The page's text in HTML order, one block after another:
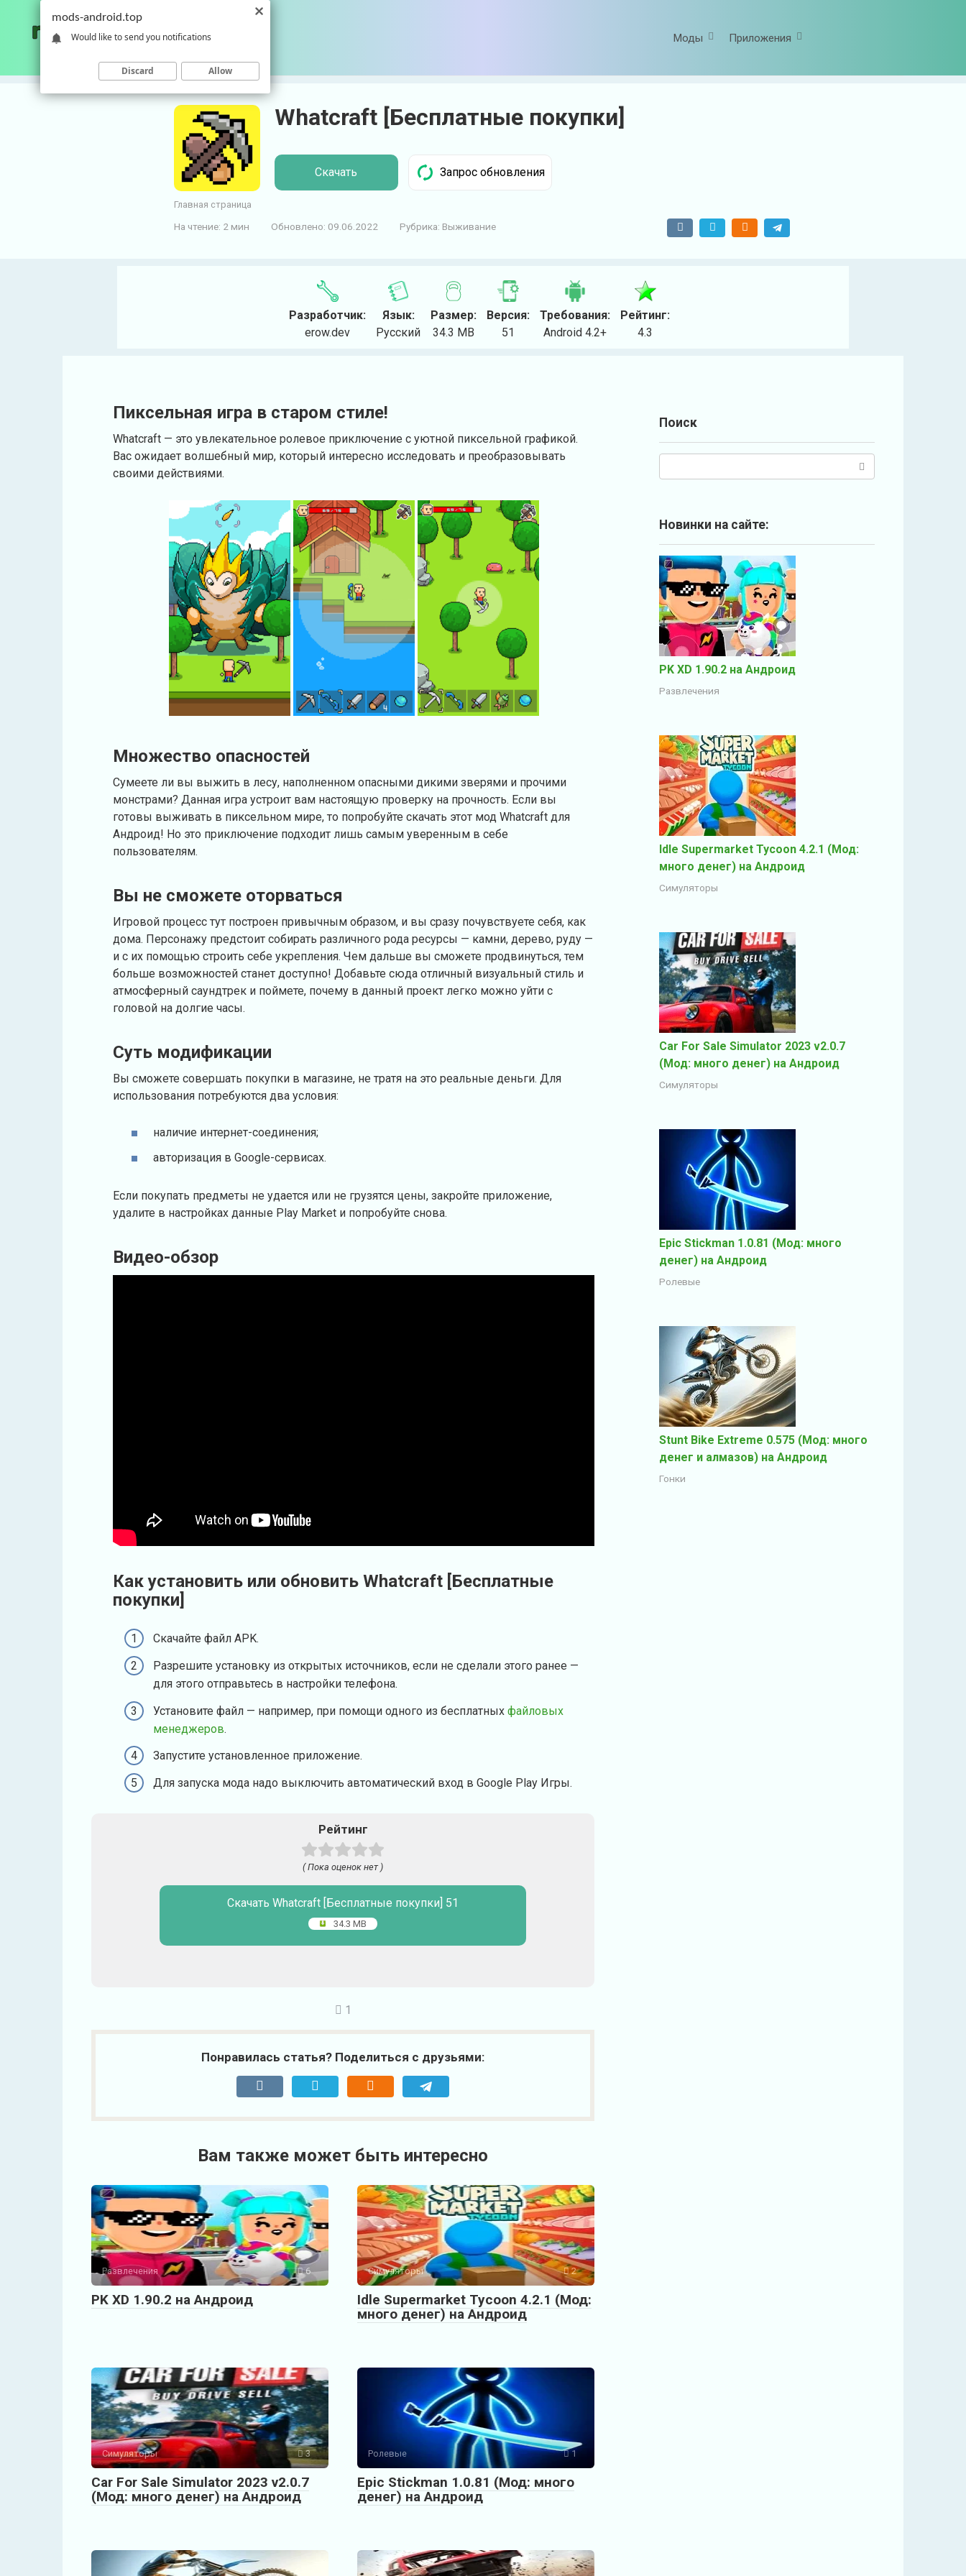
й
Моды Приложения
Whatcraft [Бесплатные покупки]
Скачать
Главная страница
На чтение: 2 мин Обновлено: 09.06.2022 Рубрика: Выживание
Разработчик:
erow.dev
Язык:
Русский
Размер:
34.3 MB
Версия:
51
Требования:
Android 4.2+
Рейтинг:
4.3
Пиксельная игра в старом стиле!
Whatcraft — это увлекательное ролевое приключение с уютной пиксельной графикой.
Вас ожидает волшебный мир, который интересно исследовать и преобразовывать
своими действиями.
Множество опасностей
Сумеете ли вы выжить в лесу, наполненном опасными дикими зверями и прочими
монстрами? Данная игра устроит вам настоящую проверку на прочность. Если вы
готовы выживать в пиксельном мире, то попробуйте скачать этот мод Whatcraft для
Андроид! Но это приключение подходит лишь самым уверенным в себе
пользователям.
Вы не сможете оторваться
Игровой процесс тут построен привычным образом, и вы сразу почувствуете себя, как
дома. Персонажу предстоит собирать различного рода ресурсы — камни, дерево, руду —
и с их помощью строить себе укрепления. Чем дальше вы сможете продвинуться, тем
больше возможностей станет доступно! Добавьте сюда отличный визуальный стиль и
атмосферный саундтрек и поймете, почему в данный проект легко можно уйти с
головой на долгие часы.
Суть модификации
Вы сможете совершать покупки в магазине, не тратя на это реальные деньги. Для
использования потребуются два условия:
наличие интернет-соединения;
авторизация в Google-сервисах.
Если покупать предметы не удается или не грузятся цены, закройте приложение,
удалите в настройках данные Play Market и попробуйте снова.
Видео-обзор
Как установить или обновить Whatcraft [Бесплатные
покупки]
Скачайте файл APK.
Разрешите установку из открытых источников, если не сделали этого ранее —
для этого отправьтесь в настройки телефона.
Установите файл — например, при помощи одного из бесплатных файловых
менеджеров.
Запустите установленное приложение.
Для запуска мода надо выключить автоматический вход в Google Play Игры.
Рейтинг
( Пока оценок нет )
Скачать Whatcraft [Бесплатные покупки] 51
34.3 MB
1
Понравилась статья? Поделиться с друзьями:
Вам также может быть интересно
Развлечения 6
PK XD 1.90.2 на Андроид
Симуляторы 2
Idle Supermarket Tycoon 4.2.1 (Мод:
много денег) на Андроид
Симуляторы 3
Car For Sale Simulator 2023 v2.0.7
(Мод: много денег) на Андроид
Ролевые 1
Epic Stickman 1.0.81 (Мод: много
денег) на Андроид
Поиск
о
к
:
Новинки на сайте:
PK XD 1.90.2 на Андроид
Развлечения
Idle Supermarket Tycoon 4.2.1 (Мод:
много денег) на Андроид
Симуляторы
Car For Sale Simulator 2023 v2.0.7
(Мод: много денег) на Андроид
Симуляторы
Epic Stickman 1.0.81 (Мод: много
денег) на Андроид
Ролевые
Stunt Bike Extreme 0.575 (Мод: много
денег и алмазов) на Андроид
Гонки
mods-android.top
Would like to send you notifications
Discard Allow